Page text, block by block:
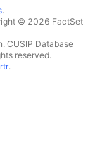
.
© 2026 FactSet
CUSIP Database
reserved.
.